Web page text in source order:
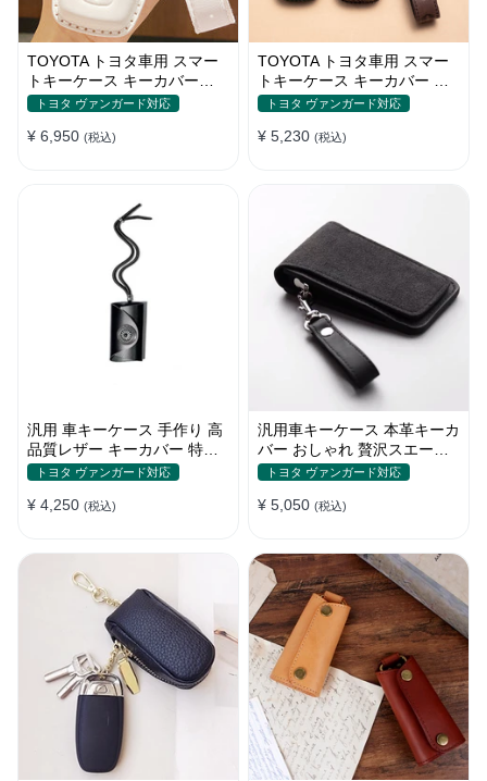
TOYOTA トヨタ車用 スマー
トキーケース キーカバー
2021
級 本革 鍵を保護 汚れ&滑り
トヨタ ヴァンガード対応
¥ 6,950 (税込)
TOYOTA トヨタ車用 スマー
トキーケース キーカバー 高
級 本革 花模様 優雅 オシャレ
トヨタ ヴァンガード対応
¥ 5,230 (税込)
汎用 車キーケース 手作り 高
品質レザー キーカバー 特別
デザイン 手触りいい
トヨタ ヴァンガード対応
¥ 4,250 (税込)
汎用車キーケース 本革キーカ
バー おしゃれ 贅沢スエード
格好良いデザイン
トヨタ ヴァンガード対応
¥ 5,050 (税込)